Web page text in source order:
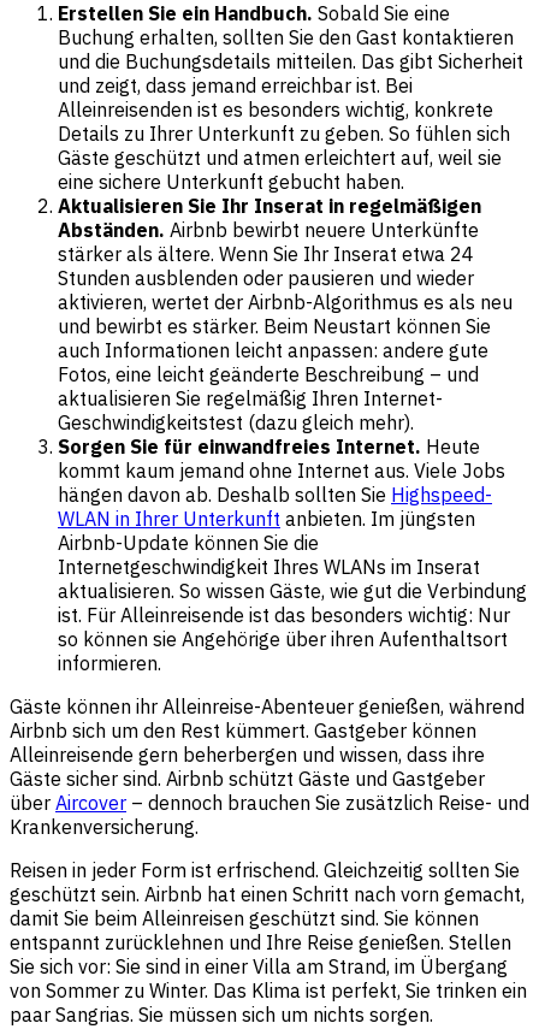
Erstellen Sie ein Handbuch. Sobald Sie eine
Buchung erhalten, sollten Sie den Gast kontaktieren
und die Buchungsdetails mitteilen. Das gibt Sicherheit
und zeigt, dass jemand erreichbar ist. Bei
Alleinreisenden ist es besonders wichtig, konkrete
Details zu Ihrer Unterkunft zu geben. So fühlen sich
Gäste geschützt und atmen erleichtert auf, weil sie
eine sichere Unterkunft gebucht haben.
Aktualisieren Sie Ihr Inserat in regelmäßigen
Abständen. Airbnb bewirbt neuere Unterkünfte
stärker als ältere. Wenn Sie Ihr Inserat etwa 24
Stunden ausblenden oder pausieren und wieder
aktivieren, wertet der Airbnb-Algorithmus es als neu
und bewirbt es stärker. Beim Neustart können Sie
auch Informationen leicht anpassen: andere gute
Fotos, eine leicht geänderte Beschreibung – und
aktualisieren Sie regelmäßig Ihren Internet-
Geschwindigkeitstest (dazu gleich mehr).
Sorgen Sie für einwandfreies Internet. Heute
kommt kaum jemand ohne Internet aus. Viele Jobs
hängen davon ab. Deshalb sollten Sie Highspeed-
WLAN in Ihrer Unterkunft anbieten. Im jüngsten
Airbnb-Update können Sie die
Internetgeschwindigkeit Ihres WLANs im Inserat
aktualisieren. So wissen Gäste, wie gut die Verbindung
ist. Für Alleinreisende ist das besonders wichtig: Nur
so können sie Angehörige über ihren Aufenthaltsort
informieren.
Gäste können ihr Alleinreise-Abenteuer genießen, während
Airbnb sich um den Rest kümmert. Gastgeber können
Alleinreisende gern beherbergen und wissen, dass ihre
Gäste sicher sind. Airbnb schützt Gäste und Gastgeber
über Aircover – dennoch brauchen Sie zusätzlich Reise- und
Krankenversicherung.
Reisen in jeder Form ist erfrischend. Gleichzeitig sollten Sie
geschützt sein. Airbnb hat einen Schritt nach vorn gemacht,
damit Sie beim Alleinreisen geschützt sind. Sie können
entspannt zurücklehnen und Ihre Reise genießen. Stellen
Sie sich vor: Sie sind in einer Villa am Strand, im Übergang
von Sommer zu Winter. Das Klima ist perfekt, Sie trinken ein
paar Sangrias. Sie müssen sich um nichts sorgen.